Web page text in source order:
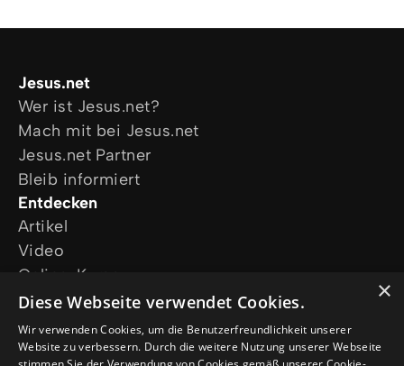
Jesus.net
Wer ist Jesus.net?
Mach mit bei Jesus.net
Jesus.net Partner
Bleib informiert
Entdecken
Artikel
Video
Online-Kurse
Unsere Projekte
Ich wünsche mir Gebet
Ich habe eine Frage
×
Diese Webseite verwendet Cookies.
Wir verwenden Cookies, um die Benutzerfreundlichkeit unserer
Website zu verbessern. Durch die weitere Nutzung unserer Webseite